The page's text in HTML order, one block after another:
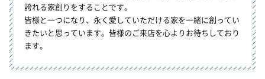
誇れる家創りをすることです。
皆様と一つになり、永く愛していただける家を一緒に創ってい
きたいと思っています。皆様のご来店を心よりお待ちしており
ます。